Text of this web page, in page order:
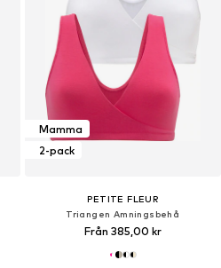
Mamma
2-pack
PETITE FLEUR
Triangen Amningsbehå
Från 385,00 kr